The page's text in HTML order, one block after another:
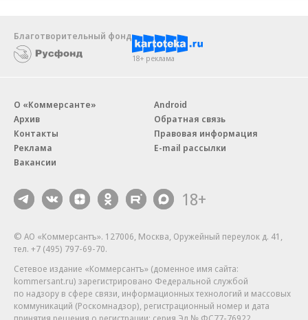
Благотворительный фонд
18+ реклама
О «Коммерсанте»
Архив
Контакты
Реклама
Вакансии
Android
Обратная связь
Правовая информация
E-mail рассылки
18+
© АО «Коммерсантъ». 127006, Москва, Оружейный переулок д. 41,
тел. +7 (495) 797-69-70.
Сетевое издание «Коммерсантъ» (доменное имя сайта:
kommersant.ru) зарегистрировано Федеральной службой
по надзору в сфере связи, информационных технологий и массовых
коммуникаций (Роскомнадзор), регистрационный номер и дата